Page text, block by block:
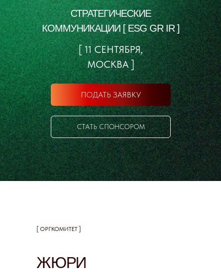
СТРАТЕГИЧЕСКИЕ
КОММУНИКАЦИИ [ ESG GR IR ]
ПОДАТЬ ЗАЯВКУ
[ 11 СЕНТЯБРЯ,
МОСКВА ]
СТАТЬ СПОНСОРОМ
ЖЮРИ
[ ОРГКОМИТЕТ ]